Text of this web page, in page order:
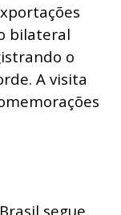
bilateral
o
A visita
segue